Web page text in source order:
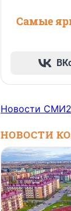
Самые
Новости СМИ2
НОВОСТИ